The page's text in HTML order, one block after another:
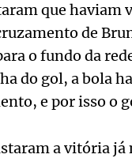
que haviam
de
o fundo da
do gol, a bola
e por isso o
a vitória já